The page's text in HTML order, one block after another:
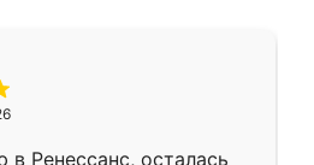
в Ренессанс, осталась